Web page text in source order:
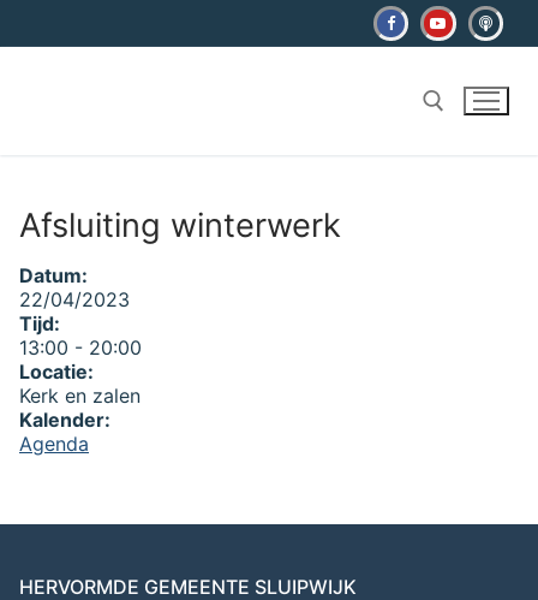
naar
Afsluiting winterwerk
Datum:
22/04/2023
Tijd:
13:00 - 20:00
Locatie:
Kerk en zalen
Kalender:
Agenda
HERVORMDE GEMEENTE SLUIPWIJK